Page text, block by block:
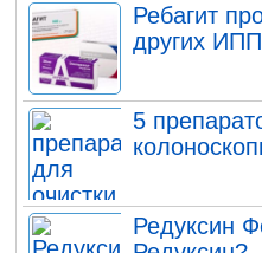
Ребагит
других ИПП
5
Редуксин